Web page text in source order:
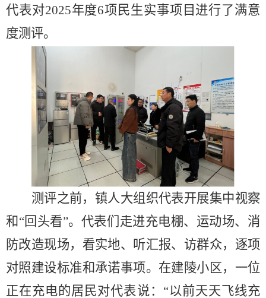
代表对2025年度6项民生实事项目进行了满意
度测评。
测评之前，镇人大组织代表开展集中视察
和 “回头看”。代表们走进充电棚、运动场、消
防改造现场，看实地、听汇报、访群众，逐项
对照建设标准和承诺事项。在建陵小区，一位
正在充电的居民对代表说：“以前天天飞线充